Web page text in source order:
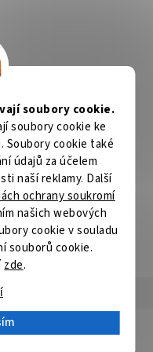
soubory cookie.
soubory cookie ke
Soubory cookie také
údajů za účelem
naší reklamy. Další
ochrany soukromí
našich webových
cookie v souladu
souborů cookie.
zde.